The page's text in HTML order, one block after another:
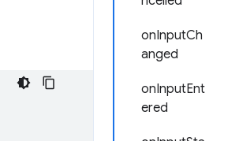
onInputCh
anged
onInputEnt
ered